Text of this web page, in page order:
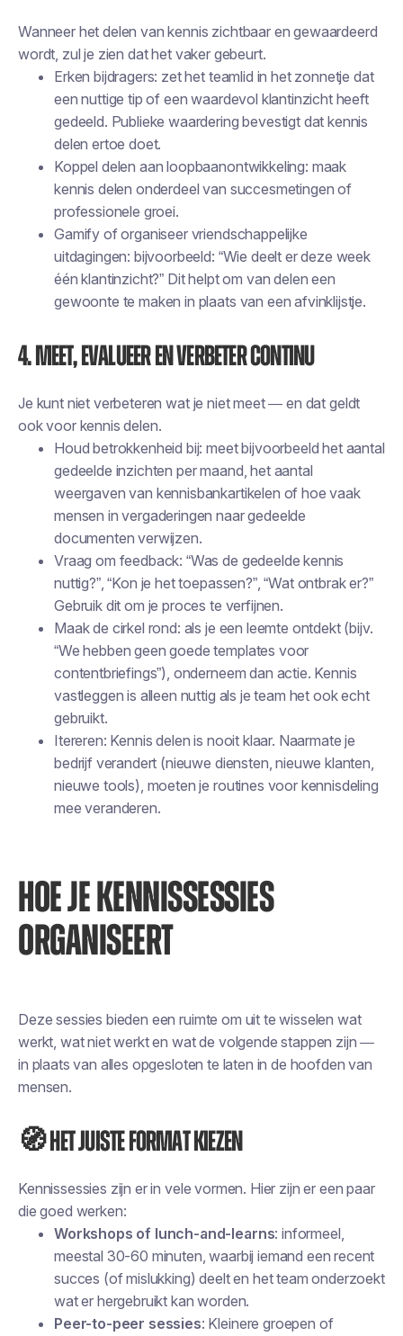
Wanneer het delen van kennis zichtbaar en gewaardeerd
wordt, zul je zien dat het vaker gebeurt.
Erken bijdragers: zet het teamlid in het zonnetje dat
een nuttige tip of een waardevol klantinzicht heeft
gedeeld. Publieke waardering bevestigt dat kennis
delen ertoe doet.
Koppel delen aan loopbaanontwikkeling: maak
kennis delen onderdeel van succesmetingen of
professionele groei.
Gamify of organiseer vriendschappelijke
uitdagingen: bijvoorbeeld: “Wie deelt er deze week
één klantinzicht?” Dit helpt om van delen een
gewoonte te maken in plaats van een afvinklijstje.
4. Meet, evalueer en verbeter continu
Je kunt niet verbeteren wat je niet meet — en dat geldt
ook voor kennis delen.
Houd betrokkenheid bij: meet bijvoorbeeld het aantal
gedeelde inzichten per maand, het aantal
weergaven van kennisbankartikelen of hoe vaak
mensen in vergaderingen naar gedeelde
documenten verwijzen.
Vraag om feedback: “Was de gedeelde kennis
nuttig?”, “Kon je het toepassen?”, “Wat ontbrak er?”
Gebruik dit om je proces te verfijnen.
Maak de cirkel rond: als je een leemte ontdekt (bijv.
“We hebben geen goede templates voor
contentbriefings”), onderneem dan actie. Kennis
vastleggen is alleen nuttig als je team het ook echt
gebruikt.
Itereren: Kennis delen is nooit klaar. Naarmate je
bedrijf verandert (nieuwe diensten, nieuwe klanten,
nieuwe tools), moeten je routines voor kennisdeling
mee veranderen.
HOE JE KENNISSESSIES
ORGANISEERT
Deze sessies bieden een ruimte om uit te wisselen wat
werkt, wat niet werkt en wat de volgende stappen zijn —
in plaats van alles opgesloten te laten in de hoofden van
mensen.
🧭 Het juiste format kiezen
Kennissessies zijn er in vele vormen. Hier zijn er een paar
die goed werken:
Workshops of lunch-and-learns: informeel,
meestal 30-60 minuten, waarbij iemand een recent
succes (of mislukking) deelt en het team onderzoekt
wat er hergebruikt kan worden.
Peer-to-peer sessies: Kleinere groepen of